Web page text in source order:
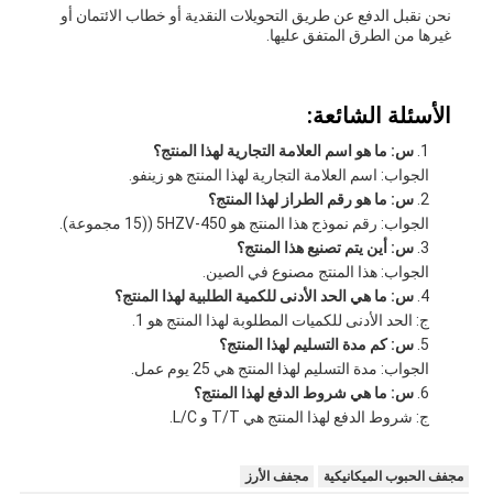
نحن نقبل الدفع عن طريق التحويلات النقدية أو خطاب الائتمان أو
غيرها من الطرق المتفق عليها.
الأسئلة الشائعة:
س: ما هو اسم العلامة التجارية لهذا المنتج؟
الجواب: اسم العلامة التجارية لهذا المنتج هو زينفو.
س: ما هو رقم الطراز لهذا المنتج؟
الجواب: رقم نموذج هذا المنتج هو 5HZV-450 ((15 مجموعة).
س: أين يتم تصنيع هذا المنتج؟
الجواب: هذا المنتج مصنوع في الصين.
س: ما هي الحد الأدنى للكمية الطلبية لهذا المنتج؟
ج: الحد الأدنى للكميات المطلوبة لهذا المنتج هو 1.
س: كم مدة التسليم لهذا المنتج؟
الجواب: مدة التسليم لهذا المنتج هي 25 يوم عمل.
س: ما هي شروط الدفع لهذا المنتج؟
ج: شروط الدفع لهذا المنتج هي T/T و L/C.
مجفف الحبوب الميكانيكية
مجفف الأرز